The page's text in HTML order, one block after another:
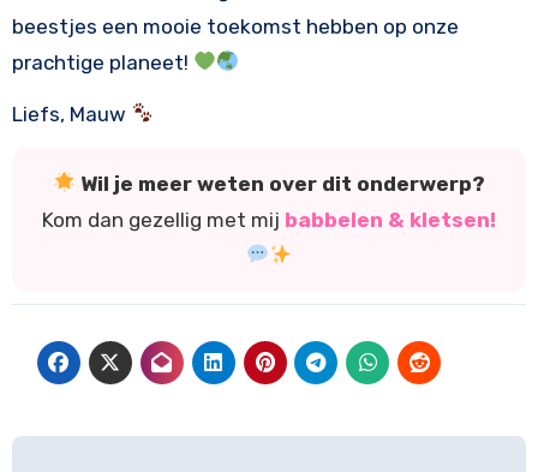
beestjes een mooie toekomst hebben op onze
prachtige planeet!
Liefs, Mauw
Wil je meer weten over dit onderwerp?
Kom dan gezellig met mij babbelen & kletsen!